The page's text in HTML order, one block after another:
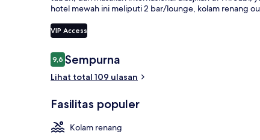
hotel mewah ini meliputi 2 bar/lounge, kolam renang
VIP Access
Ulasan
9,69,6 dari 10
Sempurna
Lihat total 109 ulasan
Fasilitas populer
Kolam renang